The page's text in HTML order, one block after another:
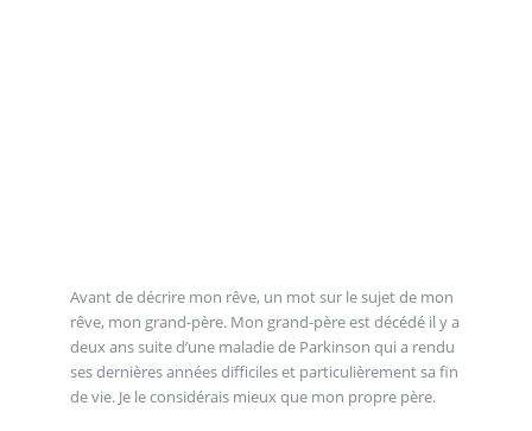
Avant de décrire mon rêve, un mot sur le sujet de mon
rêve, mon grand-père. Mon grand-père est décédé il y a
deux ans suite d’une maladie de Parkinson qui a rendu
ses dernières années difficiles et particulièrement sa fin
de vie. Je le considérais mieux que mon propre père.